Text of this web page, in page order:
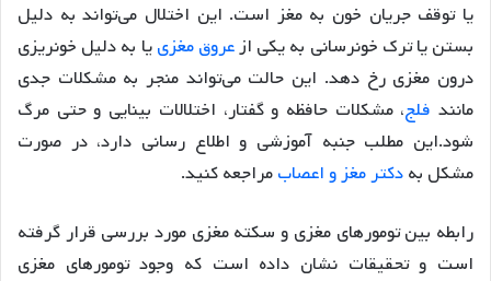
یا توقف جریان خون به مغز است. این اختلال می‌تواند به دلیل
بستن یا ترک خونرسانی به یکی ازعروق مغزییا به دلیل خونریزی
درون مغزی رخ دهد. این حالت می‌تواند منجر به مشکلات جدی
مانند فلج، مشکلات حافظه و گفتار، اختلالات بینایی و حتی مرگ
شود.این مطلب جنبه آموزشی و اطلاع رسانی دارد، در صورت
مشکل بهدکتر مغز و اعصابمراجعه کنید.
رابطه بین تومورهای مغزی و سکته مغزی مورد بررسی قرار گرفته
است و تحقیقات نشان داده است که وجود تومورهای مغزی